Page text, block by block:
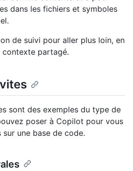
dans les fichiers et symboles
de suivi pour aller plus loin, en
contexte partagé.
sont des exemples du type de
poser à Copilot pour vous
une base de code.